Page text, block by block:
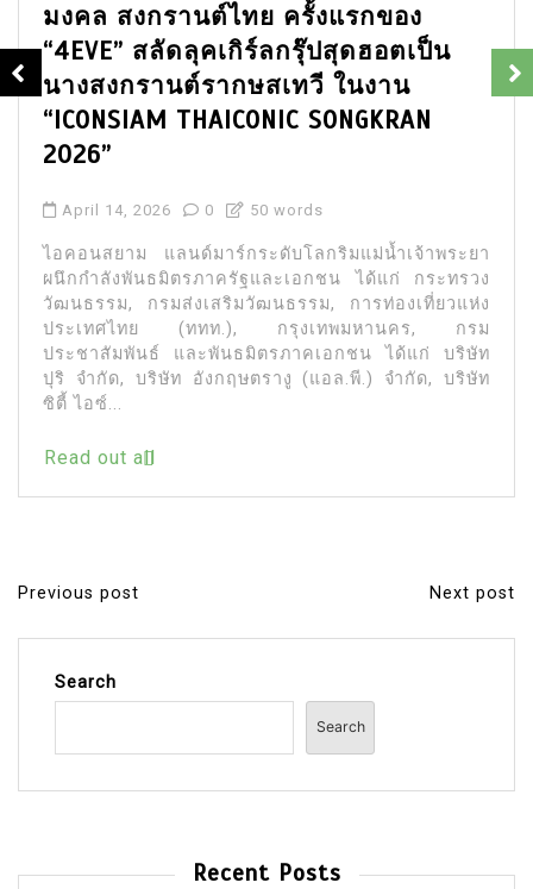
มงคล สงกรานต์ไทย ครั้งแรกของ
“4EVE” สลัดลุคเกิร์ลกรุ๊ปสุดฮอตเป็น
นางสงกรานต์รากษสเทวี ในงาน
“ICONSIAM THAICONIC SONGKRAN
2026”
April 14, 2026 0 50 words
ไอคอนสยาม แลนด์มาร์กระดับโลกริมแม่น้ำเจ้าพระยา
ผนึกกำลังพันธมิตรภาครัฐและเอกชน ได้แก่ กระทรวง
วัฒนธรรม, กรมส่งเสริมวัฒนธรรม, การท่องเที่ยวแห่ง
ประเทศไทย (ททท.), กรุงเทพมหานคร, กรม
ประชาสัมพันธ์ และพันธมิตรภาคเอกชน ได้แก่ บริษัท
ปุริ จำกัด, บริษัท อังกฤษตรางู (แอล.พี.) จำกัด, บริษัท
ซิตี้ ไอซ์...
Read out all
P
o
a
Previous post Next post
Search
Search
Recent Posts